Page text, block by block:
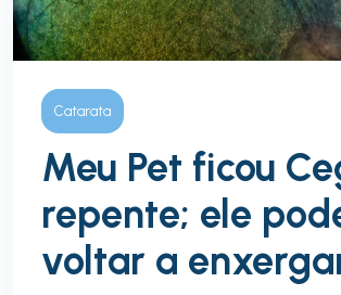
Catarata
Meu Pet ficou
repente; ele
voltar a